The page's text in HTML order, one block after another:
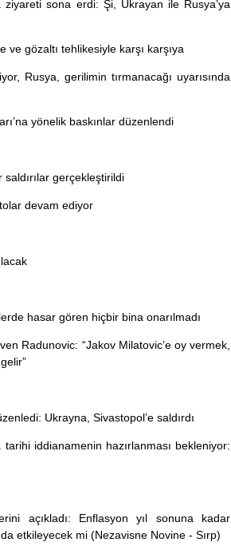
ziyareti sona erdi: Şi, Ukrayan ile Rusya’ya
ve gözaltı tehlikesiyle karşı karşıya
Rusya, gerilimin tırmanacağı uyarısında
yönelik baskınlar düzenlendi
gerçekleştirildi
devam ediyor
hasar gören hiçbir bina onarılmadı
Radunovic: “Jakov Milatovic’e oy vermek,
Ukrayna, Sivastopol’e saldırdı
iddianamenin hazırlanması bekleniyor:
açıkladı: Enflasyon yıl sonuna kadar
etkileyecek mi (Nezavisne Novine - Sırp)